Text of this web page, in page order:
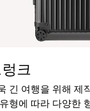
크
긴 여행을 위해 제
형에 따라 다양한